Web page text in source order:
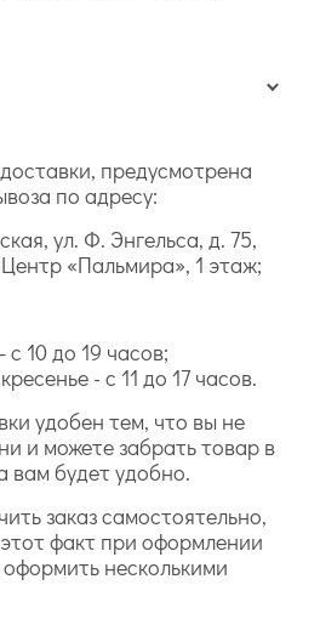
предусмотрена
по адресу:
ул. Ф. Энгельса, д. 75,
«Пальмира», 1 этаж;
10 до 19 часов;
- с 11 до 17 часов.
удобен тем, что вы не
и можете забрать товар в
вам будет удобно.
заказ самостоятельно,
этот факт при оформлении
несколькими